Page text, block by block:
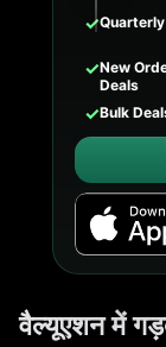
✓
✓New
Deals
✓Bulk
वैल्यूएशन में